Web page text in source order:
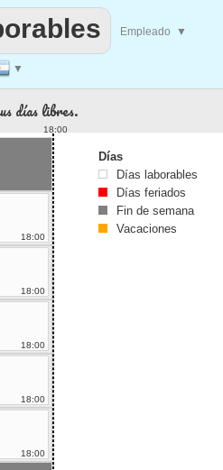
▼
Empleado ▼
días libres.
18:00
18:00
18:00
18:00
18:00
18:00
Días
Días laborables
Días feriados
Fin de semana
Vacaciones